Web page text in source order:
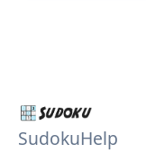
SudokuHelp